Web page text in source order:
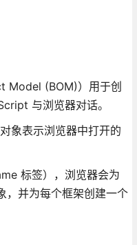
Model (BOM)）用于创
与浏览器对话。
象表示浏览器中打开的
标签），浏览器会为
并为每个框架创建一个